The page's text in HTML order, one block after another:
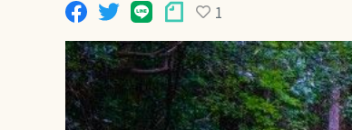
1